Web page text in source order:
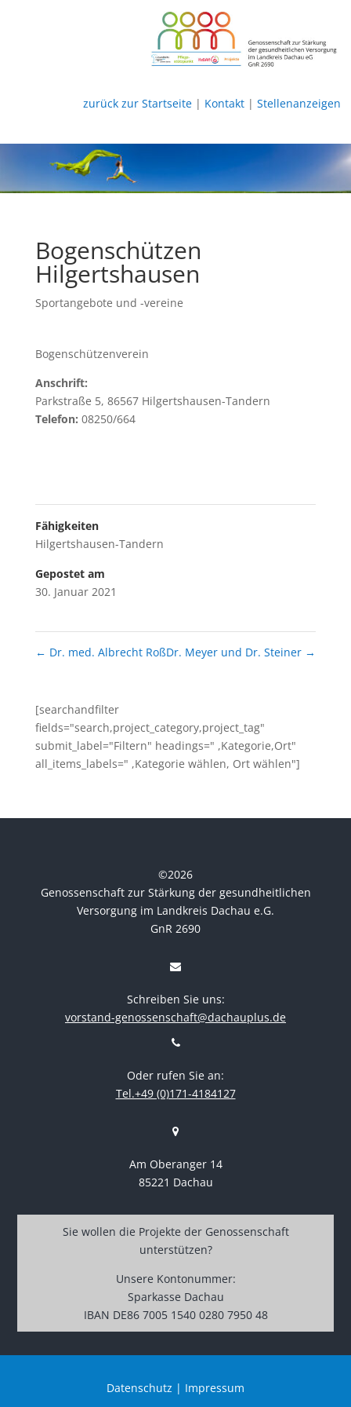
zurück zur Startseite| Kontakt| Stellenanzeigen
Bogenschützen
Hilgertshausen
Sportangebote und -vereine
Bogenschützenverein
Anschrift:
Parkstraße 5, 86567 Hilgertshausen-Tandern
Telefon: 08250/664
Fähigkeiten
Hilgertshausen-Tandern
Gepostet am
30. Januar 2021
← Dr. med. Albrecht RoßDr. Meyer und Dr. Steiner →
[searchandfilter
fields="search,project_category,project_tag"
submit_label="Filtern" headings=" ,Kategorie,Ort"
all_items_labels=" ,Kategorie wählen, Ort wählen"]
©2026
Genossenschaft zur Stärkung der gesundheitlichen
Versorgung im Landkreis Dachau e.G.
GnR 2690
Schreiben Sie uns:
vorstand-genossenschaft@dachauplus.de
Oder rufen Sie an:
Tel.+49 (0)171-4184127
Am Oberanger 14
85221 Dachau
Sie wollen die Projekte der Genossenschaft
unterstützen?
Unsere Kontonummer:
Sparkasse Dachau
IBAN DE86 7005 1540 0280 7950 48
Datenschutz | Impressum